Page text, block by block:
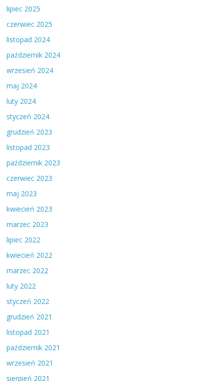
lipiec 2025
czerwiec 2025
listopad 2024
październik 2024
wrzesień 2024
maj 2024
luty 2024
styczeń 2024
grudzień 2023
listopad 2023
październik 2023
czerwiec 2023
maj 2023
kwiecień 2023
marzec 2023
lipiec 2022
kwiecień 2022
marzec 2022
luty 2022
styczeń 2022
grudzień 2021
listopad 2021
październik 2021
wrzesień 2021
sierpień 2021